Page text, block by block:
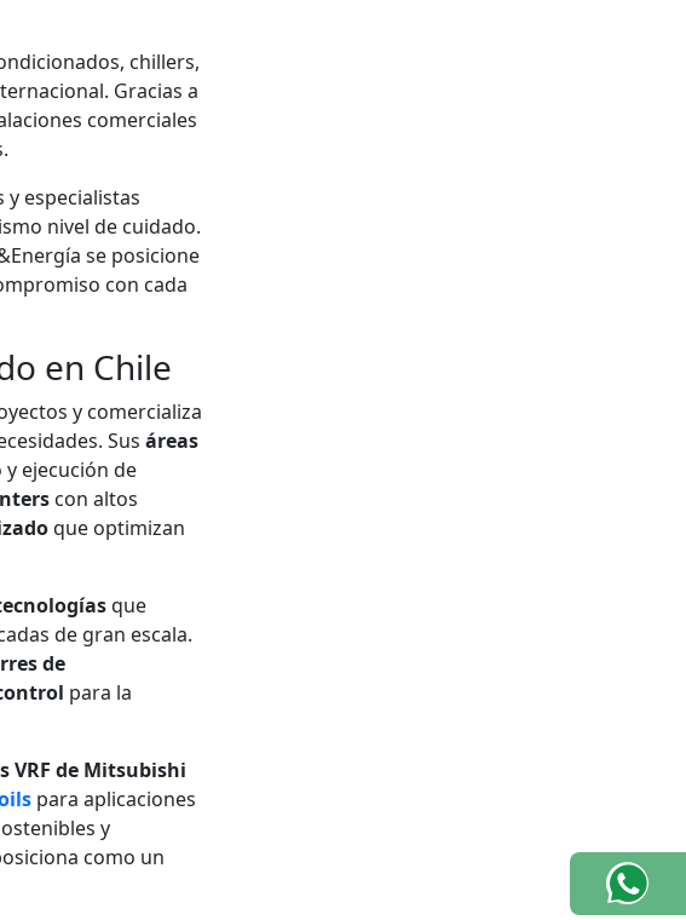
chillers,
Gracias a
comerciales
especialistas
nivel de cuidado.
se posicione
con cada
en Chile
y comercializa
Susáreas
y ejecución de
con altos
que optimizan
que
de gran escala.
de
para la
VRF de Mitsubishi
para aplicaciones
y
como un